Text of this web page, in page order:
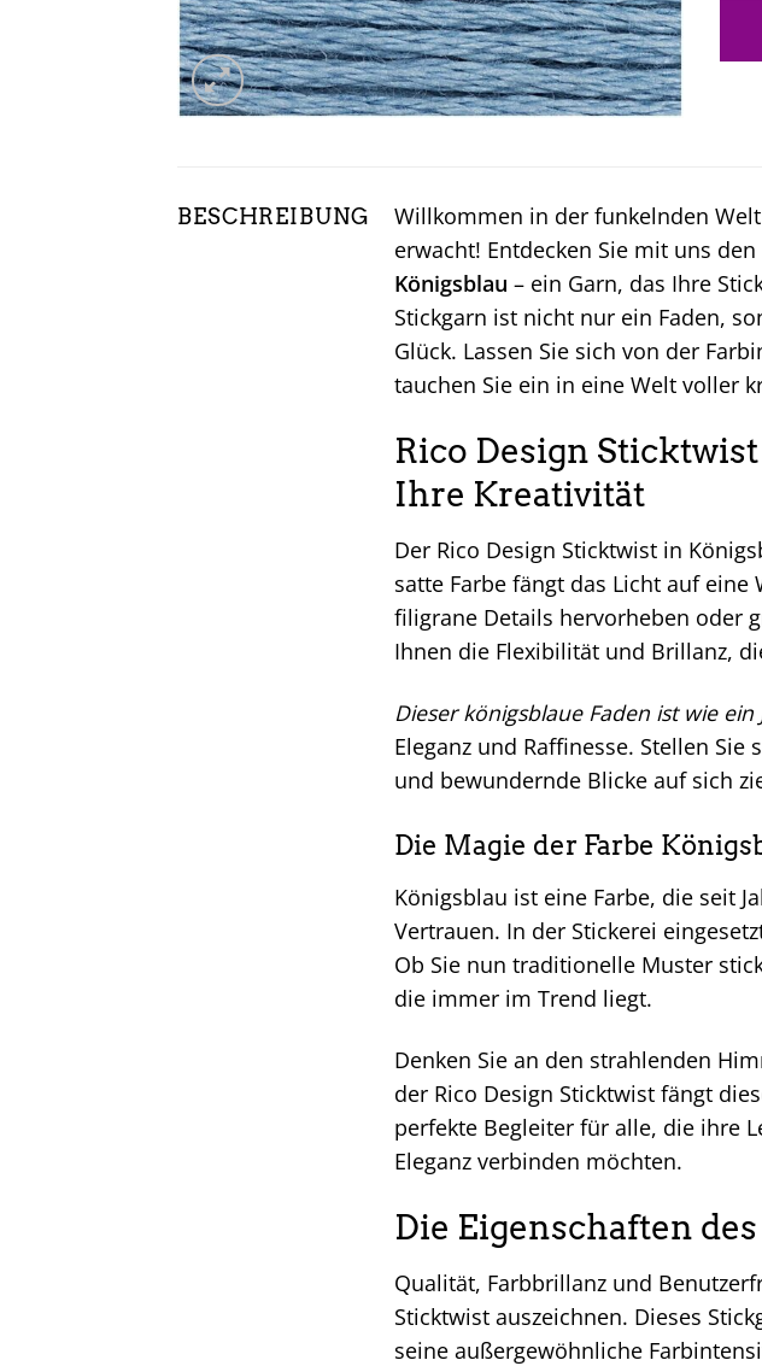
BESCHREIBUNG
Willkommen in der funkelnden
erwacht! Entdecken Sie mit uns den
Königsblau – ein Garn, das Ihre
Stickgarn ist nicht nur ein Faden,
Glück. Lassen Sie sich von der
tauchen Sie ein in eine Welt voller
Rico Design
Ihre Kreativität
Der Rico Design Sticktwist in
satte Farbe fängt das Licht auf
filigrane Details hervorheben oder
Ihnen die Flexibilität und Brillanz,
Dieser königsblaue Faden ist wie
Eleganz und Raffinesse. Stellen
und bewundernde Blicke auf sich
Die Magie der Farbe
Königsblau ist eine Farbe, die seit
Vertrauen. In der Stickerei
Ob Sie nun traditionelle Muster
die immer im Trend liegt.
Denken Sie an den strahlenden
der Rico Design Sticktwist fängt
perfekte Begleiter für alle, die ihre
Eleganz verbinden möchten.
Die Eigenschaften
Qualität, Farbbrillanz und
Sticktwist auszeichnen. Dieses
seine außergewöhnliche